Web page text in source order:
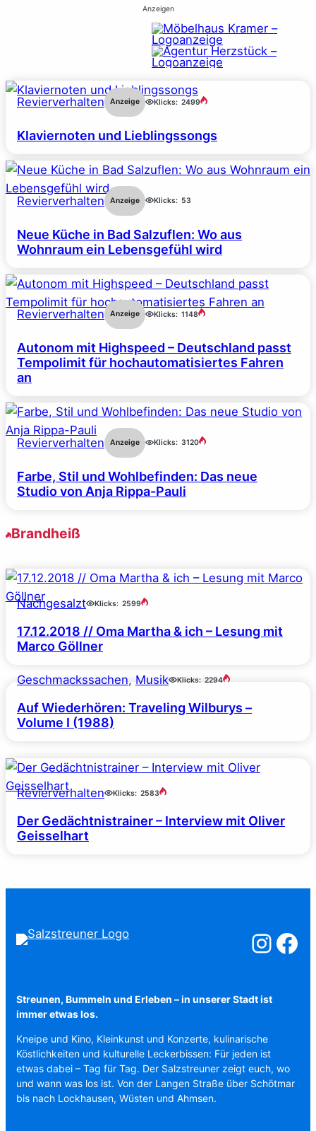
Anzeigen
Revierverhalten Anzeige Klicks: 2499
Klaviernoten und Lieblingssongs
Revierverhalten Anzeige Klicks: 53
Neue Küche in Bad Salzuflen: Wo aus
Wohnraum ein Lebensgefühl wird
Revierverhalten Anzeige Klicks: 1148
Autonom mit Highspeed – Deutschland passt
Tempolimit für hochautomatisiertes Fahren
an
Revierverhalten Anzeige Klicks: 3120
Farbe, Stil und Wohlbefinden: Das neue
Studio von Anja Rippa-Pauli
Brandheiß
Nachgesalzt Klicks: 2599
17.12.2018 // Oma Martha & ich – Lesung mit
Marco Göllner
Geschmackssachen, Musik Klicks: 2294
Auf Wiederhören: Traveling Wilburys –
Volume I (1988)
Revierverhalten Klicks: 2583
Der Gedächtnistrainer – Interview mit Oliver
Geisselhart
Salzstreuner
Streunen, Bummeln und Erleben – in unserer Stadt ist
immer etwas los.
Kneipe und Kino, Kleinkunst und Konzerte, kulinarische
Köstlichkeiten und kulturelle Leckerbissen: Für jeden ist
etwas dabei – Tag für Tag. Der Salzstreuner zeigt euch, wo
und wann was los ist. Von der Langen Straße über Schötmar
bis nach Lockhausen, Wüsten und Ahmsen.